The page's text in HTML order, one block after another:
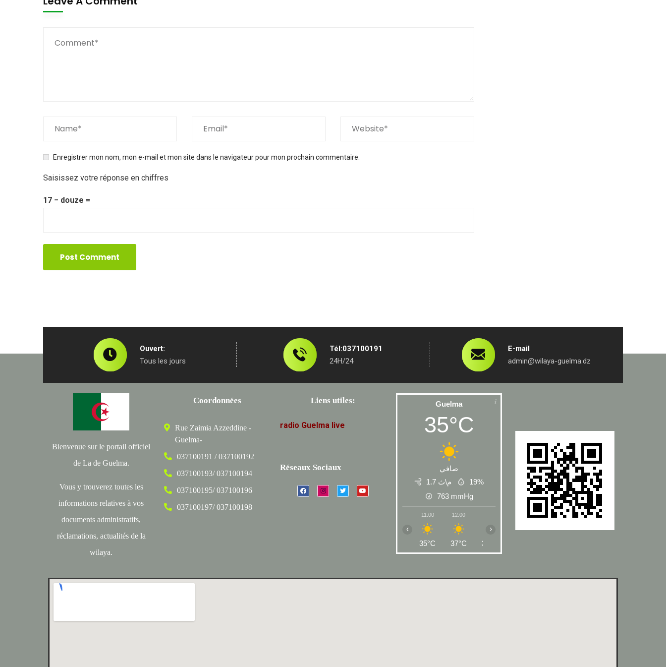
Enregistrer mon nom, mon e-mail et mon site dans le navigateur pour mon prochain commentaire.
Saisissez votre réponse en chiffres
17 − douze =
Ouvert:
Tous les jours
Tél:037100191
24H/24
E-mail
admin@wilaya-guelma.dz
Bienvenue sur le portail officiel
de La de Guelma.
Vous y trouverez toutes les
informations relatives à vos
documents administratifs,
réclamations, actualités de la
wilaya.
Coordonnées
Rue Zaimia Azzeddine -
Guelma-
037100191 / 037100192
037100193/ 037100194
037100195/ 037100196
037100197/ 037100198
Liens utiles:
radio Guelma live
Réseaux Sociaux
Guelma
35°C
صافي
1.7 م\ث
19%
763 mmHg
11:00
35°C
12:00
37°C 38°C
16:00
‹ ›